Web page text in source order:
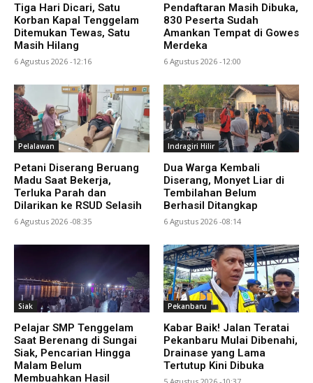
Tiga Hari Dicari, Satu
Korban Kapal Tenggelam
Ditemukan Tewas, Satu
Masih Hilang
6 Agustus 2026 -12:16
Pendaftaran Masih Dibuka,
830 Peserta Sudah
Amankan Tempat di Gowes
Merdeka
6 Agustus 2026 -12:00
Pelalawan
Petani Diserang Beruang
Madu Saat Bekerja,
Terluka Parah dan
Dilarikan ke RSUD Selasih
6 Agustus 2026 -08:35
Indragiri Hilir
Dua Warga Kembali
Diserang, Monyet Liar di
Tembilahan Belum
Berhasil Ditangkap
6 Agustus 2026 -08:14
Siak
Pelajar SMP Tenggelam
Saat Berenang di Sungai
Siak, Pencarian Hingga
Malam Belum
Membuahkan Hasil
Pekanbaru
Kabar Baik! Jalan Teratai
Pekanbaru Mulai Dibenahi,
Drainase yang Lama
Tertutup Kini Dibuka